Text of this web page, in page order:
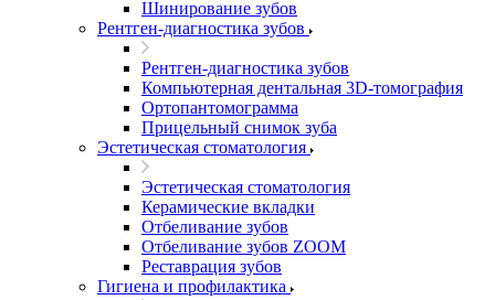
Шинирование зубов
Рентген-диагностика зубов
Рентген-диагностика зубов
Компьютерная дентальная 3D-томография
Ортопантомограмма
Прицельный снимок зуба
Эстетическая стоматология
Эстетическая стоматология
Керамические вкладки
Отбеливание зубов
Отбеливание зубов ZOOM
Реставрация зубов
Гигиена и профилактика